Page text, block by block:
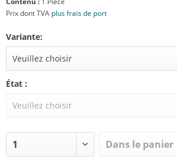
Prix dont TVA plus frais de port
Variante:
État :
Dans le panier